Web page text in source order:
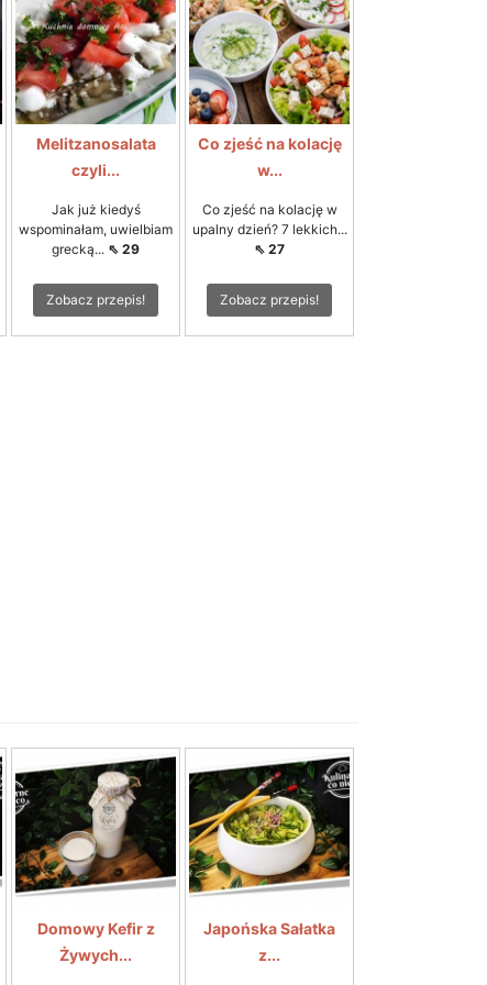
Melitzanosalata
czyli...
Jak już kiedyś
wspominałam, uwielbiam
grecką... ⇖ 29
Zobacz przepis!
Co zjeść na kolację
w...
Co zjeść na kolację w
upalny dzień? 7 lekkich...
⇖ 27
Zobacz przepis!
Domowy Kefir z
Żywych...
Japońska Sałatka
z...